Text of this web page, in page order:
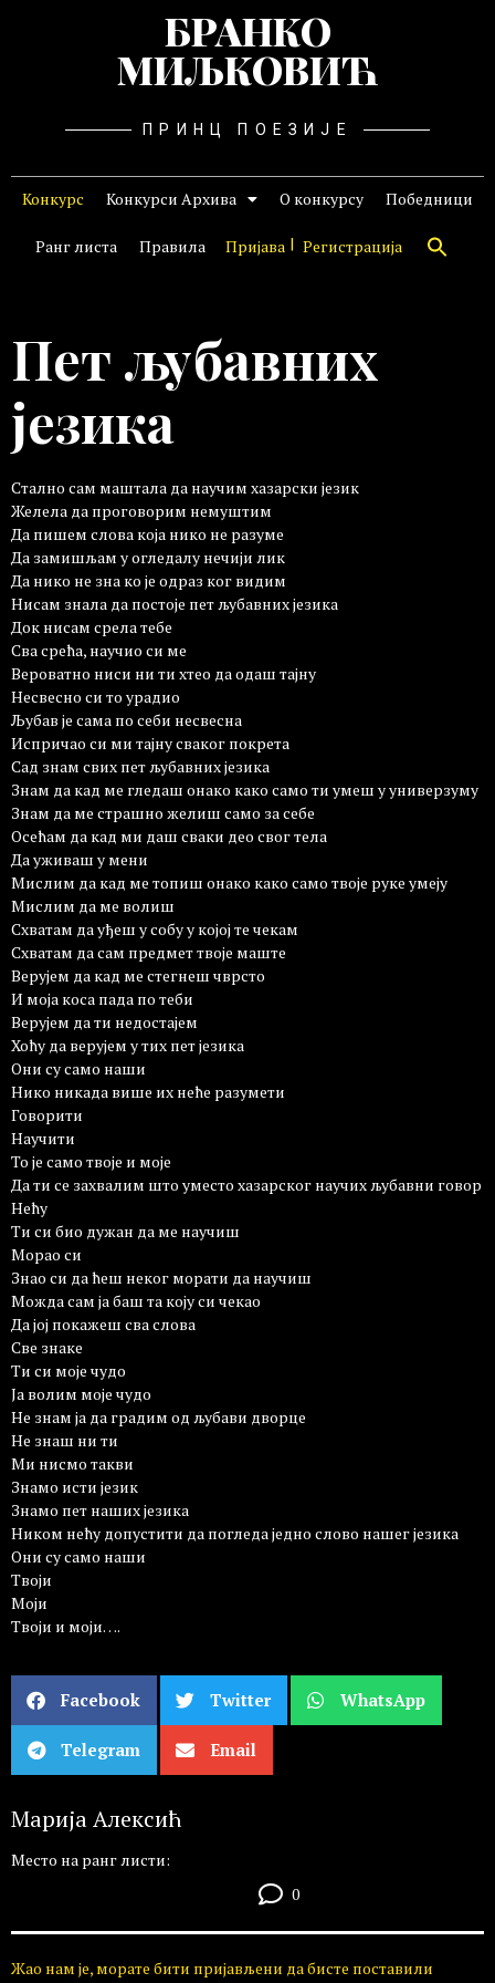
БРАНКО
МИЉКОВИЋ
ПРИНЦ ПОЕЗИЈЕ
Конкурс Конкурси Архива О конкурсу Победници
Ранг листа Правила Пријава Регистрација
Пет љубавних
језика
Стално сам маштала да научим хазарски језик
Желела да проговорим немуштим
Да пишем слова која нико не разуме
Да замишљам у огледалу нечији лик
Да нико не зна ко је одраз ког видим
Нисам знала да постоје пет љубавних језика
Док нисам срела тебе
Сва срећа, научио си ме
Вероватно ниси ни ти хтео да одаш тајну
Несвесно си то урадио
Љубав је сама по себи несвесна
Испричао си ми тајну сваког покрета
Сад знам свих пет љубавних језика
Знам да кад ме гледаш онако како само ти умеш у универзуму
Знам да ме страшно желиш само за себе
Осећам да кад ми даш сваки део свог тела
Да уживаш у мени
Мислим да кад ме топиш онако како само твоје руке умеју
Мислим да ме волиш
Схватам да уђеш у собу у којој те чекам
Схватам да сам предмет твоје маште
Верујем да кад ме стегнеш чврсто
И моја коса пада по теби
Верујем да ти недостајем
Хоћу да верујем у тих пет језика
Они су само наши
Нико никада више их неће разумети
Говорити
Научити
То је само твоје и моје
Да ти се захвалим што уместо хазарског научих љубавни говор
Нећу
Ти си био дужан да ме научиш
Морао си
Знао си да ћеш неког морати да научиш
Можда сам ја баш та коју си чекао
Да јој покажеш сва слова
Све знаке
Ти си моје чудо
Ја волим моје чудо
Не знам ја да градим од љубави дворце
Не знаш ни ти
Ми нисмо такви
Знамо исти језик
Знамо пет наших језика
Ником нећу допустити да погледа једно слово нашег језика
Они су само наши
Твоји
Моји
Твоји и моји….
Facebook Twitter WhatsApp
Telegram Email
Марија Алексић
Место на ранг листи:
0
Жао нам је, морате бити пријављени да бисте поставили